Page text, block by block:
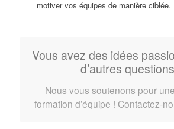
motiver vos équipes de manière ciblée.
Vous avez des idées
d’autres
Nous vous soutenons pour
formation d’équipe ! Contactez-